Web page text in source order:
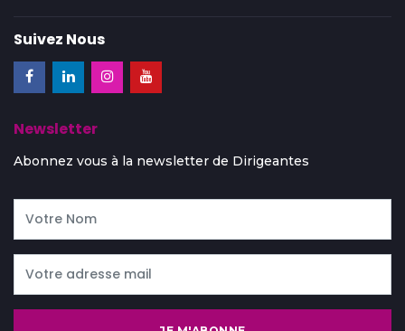
Suivez Nous
Newsletter
Abonnez vous à la newsletter de Dirigeantes